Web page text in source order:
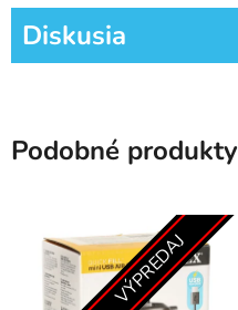
Diskusia
Podobné produkty
VÝPREDAJ